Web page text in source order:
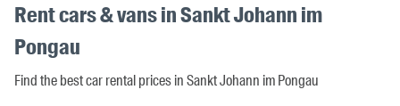
Rent cars & vans in Sankt Johann im
Pongau
Find the best car rental prices in Sankt Johann im Pongau